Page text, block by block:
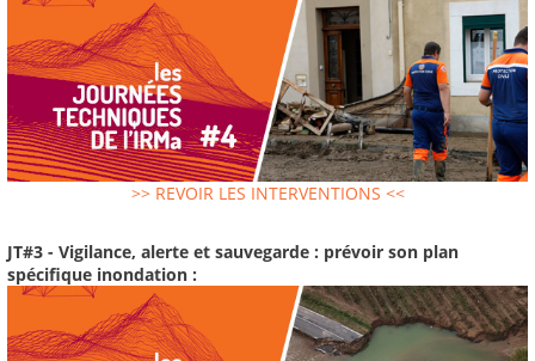
>> REVOIR LES INTERVENTIONS <<
JT#3 - Vigilance, alerte et sauvegarde : prévoir son plan
spécifique inondation :